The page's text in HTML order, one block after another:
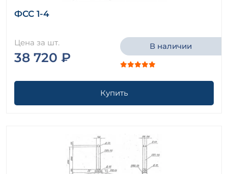
ФСС 1-4
Цена за шт.
38 720 ₽
В наличии
Купить